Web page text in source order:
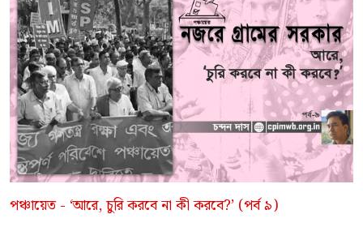
পঞ্চায়েত - ‘আরে, চুরি করবে না কী করবে?’ (পর্ব ৯)